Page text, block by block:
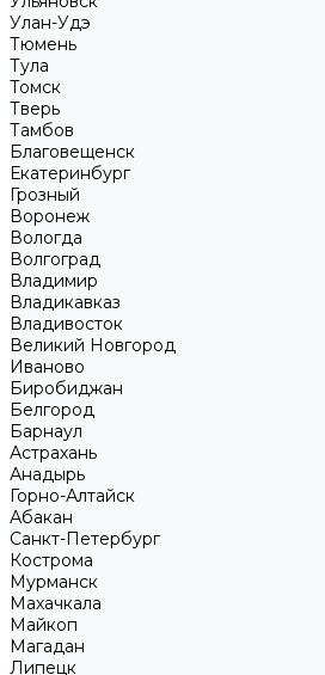
Улан-Удэ
Тюмень
Тула
Томск
Тверь
Тамбов
Благовещенск
Екатеринбург
Грозный
Воронеж
Вологда
Волгоград
Владимир
Владикавказ
Владивосток
Великий Новгород
Иваново
Биробиджан
Белгород
Барнаул
Астрахань
Анадырь
Горно-Алтайск
Абакан
Санкт-Петербург
Кострома
Мурманск
Махачкала
Майкоп
Магадан
Липецк